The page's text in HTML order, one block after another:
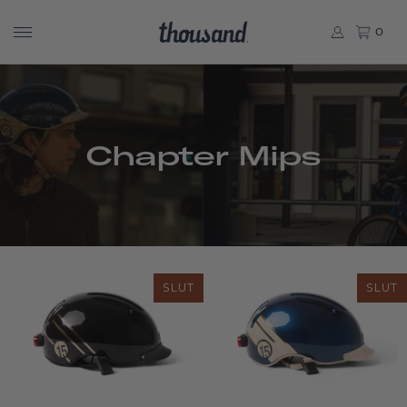
0
Chapter Mips
SLUT SLUT